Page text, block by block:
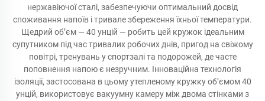
нержавіючої сталі, забезпечуючи оптимальний досвід
споживання напоїв і тривале збереження їхньої температури.
Щедрий об’єм — 40 унцій — робить цей кружок ідеальним
супутником під час тривалих робочих днів, пригод на свіжому
повітрі, тренувань у спортзалі та подорожей, де часте
поповнення напою є незручним. Інноваційна технологія
ізоляції, застосована в цьому утепленому кружку об’ємом 40
унцій, використовує вакуумну камеру між двома стінками з